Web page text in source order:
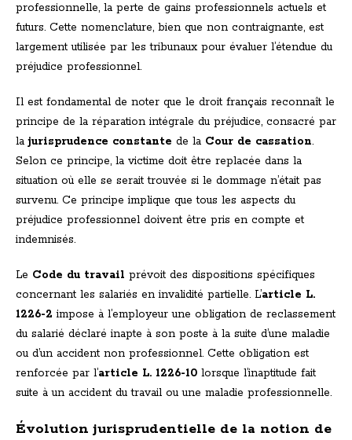
professionnelle, la perte de gains professionnels actuels et
futurs. Cette nomenclature, bien que non contraignante, est
largement utilisée par les tribunaux pour évaluer l’étendue du
préjudice professionnel.
Il est fondamental de noter que le droit français reconnaît le
principe de la réparation intégrale du préjudice, consacré par
lajurisprudence constante de la Cour de cassation.
Selon ce principe, la victime doit être replacée dans la
situation où elle se serait trouvée si le dommage n’était pas
survenu. Ce principe implique que tous les aspects du
préjudice professionnel doivent être pris en compte et
indemnisés.
Le Code du travail prévoit des dispositions spécifiques
concernant les salariés en invalidité partielle. L’article L.
1226-2 impose à l’employeur une obligation de reclassement
du salarié déclaré inapte à son poste à la suite d’une maladie
ou d’un accident non professionnel. Cette obligation est
renforcée par l’article L. 1226-10 lorsque l’inaptitude fait
suite à un accident du travail ou une maladie professionnelle.
Évolution jurisprudentielle de la notion de